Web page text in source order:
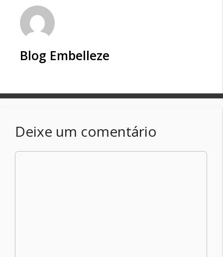
Blog Embelleze
Deixe um comentário
Comentário